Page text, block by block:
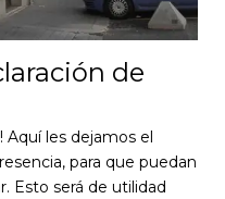
de
Aquí les dejamos el
para que puedan
Esto será de utilidad